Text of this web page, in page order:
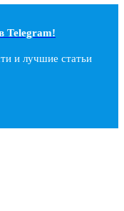
Telegram!
и лучшие статьи